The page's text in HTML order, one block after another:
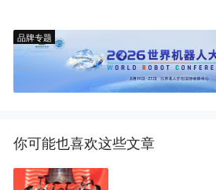
品牌专题
你可能也喜欢这些文章